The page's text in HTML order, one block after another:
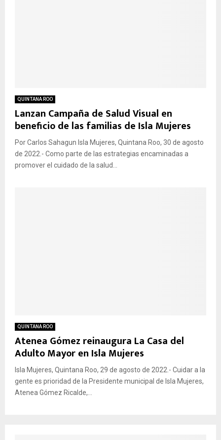
QUINTANA ROO
Lanzan Campaña de Salud Visual en
beneficio de las familias de Isla Mujeres
Por Carlos Sahagun Isla Mujeres, Quintana Roo, 30 de agosto
de 2022.- Como parte de las estrategias encaminadas a
promover el cuidado de la salud...
QUINTANA ROO
Atenea Gómez reinaugura La Casa del
Adulto Mayor en Isla Mujeres
Isla Mujeres, Quintana Roo, 29 de agosto de 2022.- Cuidar a la
gente es prioridad de la Presidente municipal de Isla Mujeres,
Atenea Gómez Ricalde,...